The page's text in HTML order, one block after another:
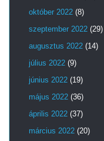
október 2022 (8)
szeptember 2022 (29)
augusztus 2022 (14)
július 2022 (9)
június 2022 (19)
május 2022 (36)
április 2022 (37)
március 2022 (20)